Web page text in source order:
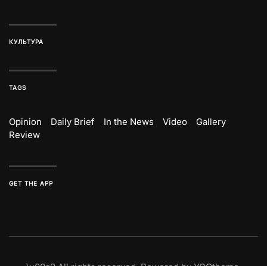
КУЛЬТУРА
TAGS
Opinion Daily Brief In the News Video
Gallery
Review
GET THE APP